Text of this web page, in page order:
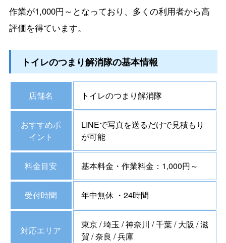
作業が1,000円～となっており、多くの利用者から高
評価を得ています。
トイレのつまり解消隊の基本情報
店舗名 トイレのつまり解消隊
おすすめポ
イント
LINEで写真を送るだけで見積もり
が可能
料金目安 基本料金・作業料金：1,000円～
受付時間 年中無休 ・24時間
対応エリア
東京 / 埼玉 / 神奈川 / 千葉 / 大阪 / 滋
賀 / 奈良 / 兵庫